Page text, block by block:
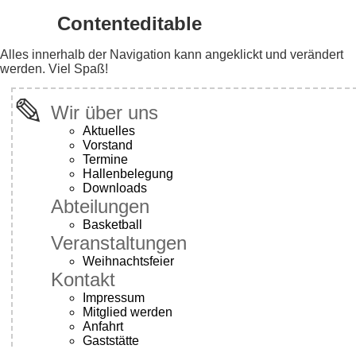
Contenteditable
Alles innerhalb der Navigation kann angeklickt und verändert
werden. Viel Spaß!
Wir über uns
Aktuelles
Vorstand
Termine
Hallenbelegung
Downloads
Abteilungen
Basketball
Veranstaltungen
Weihnachtsfeier
Kontakt
Impressum
Mitglied werden
Anfahrt
Gaststätte